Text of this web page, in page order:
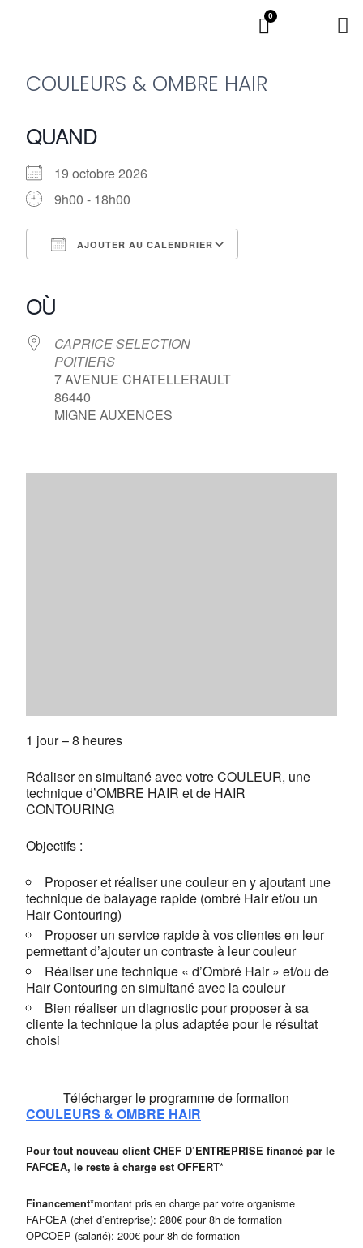
0
COULEURS & OMBRE HAIR
QUAND
19 octobre 2026
9h00 - 18h00
AJOUTER AU CALENDRIER
OÙ
CAPRICE SELECTION
POITIERS
7 AVENUE CHATELLERAULT
86440
MIGNE AUXENCES
1 jour – 8 heures
Réaliser en simultané avec votre COULEUR, une
technique d’OMBRE HAIR et de HAIR
CONTOURING
Objectifs :
Proposer et réaliser une couleur en y ajoutant une
technique de balayage rapide (ombré Hair et/ou un
Hair Contouring)
Proposer un service rapide à vos clientes en leur
permettant d’ajouter un contraste à leur couleur
Réaliser une technique « d’Ombré Hair » et/ou de
Hair Contouring en simultané avec la couleur
Bien réaliser un diagnostic pour proposer à sa
cliente la technique la plus adaptée pour le résultat
choisi
Télécharger le programme de formation
COULEURS & OMBRE HAIR
Pour tout nouveau client CHEF D’ENTREPRISE financé par le
FAFCEA, le reste à charge est OFFERT*
Financement*montant pris en charge par votre organisme
FAFCEA (chef d’entreprise): 280€ pour 8h de formation
OPCOEP (salarié): 200€ pour 8h de formation